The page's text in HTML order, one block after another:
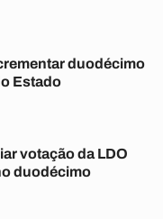
duodécimo
Estado
votação da LDO
duodécimo